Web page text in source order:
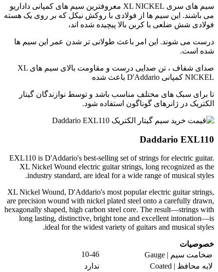
سیم های سری XL NICKEL معروفترین سیم های کمپانی داداریو
می باشند. این سیم ها از فولادی با روکش نیکل که بر روی یک هسته
فولادی شش ضلعی با کربن بالا پیچیده شده اند،
درست می شوند. این امر باعث طولانی تر شدن عمر این سیم ها
شده است.
صدای شفاف ، تن صدایی درست و مقاومت بالای سیم های XL
NICKEL کمپانی D'Addario باعث شده
تا برای سبک های مختلف مناسب باشد و توسط نوازندگان گیتار
الکتریک در ژانرهای گوناگون استفاده شود.
Daddario EXL110
EXL110 is D'Addario's best-selling set of strings for electric guitar.
XL Nickel Wound electric guitar strings, long recognized as the
industry standard, are ideal for a wide range of musical styles.
XL Nickel Wound, D'Addario's most popular electric guitar strings,
are precision wound with nickel plated steel onto a carefully drawn,
hexagonally shaped, high carbon steel core. The result—strings with
long lasting, distinctive, bright tone and excellent intonation—is
ideal for the widest variety of guitars and musical styles.
خصوصیات
ضخامت سیم | Gauge
10-46
لایه محافظ | Coated
ندارد